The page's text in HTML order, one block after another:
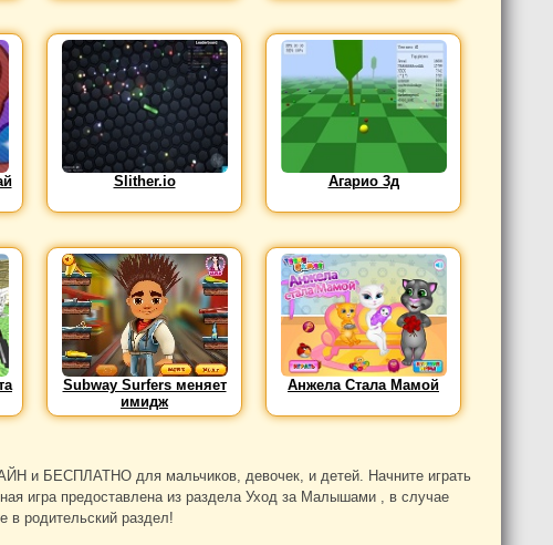
Slither.io Агарио 3д
Subway Surfers меняет
имидж
Анжела Стала Мамой
и БЕСПЛАТНО для мальчиков, девочек, и детей. Начните играть
игра предоставлена из раздела Уход за Малышами , в случае
в родительский раздел!